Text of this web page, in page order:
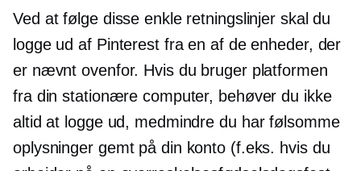
Ved at følge disse enkle retningslinjer skal du
logge ud af Pinterest fra en af ​​de enheder, der
er nævnt ovenfor. Hvis du bruger platformen
fra din stationære computer, behøver du ikke
altid at logge ud, medmindre du har følsomme
oplysninger gemt på din konto (f.eks. hvis du